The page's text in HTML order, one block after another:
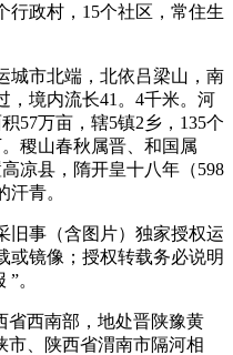
行政村，15个社区，常住生
市北端，北依吕梁山，南
，境内流长41。4千米。河
57万亩，辖5镇2乡，135个
稷山春秋属晋、和国属
凉县，隋开皇十八年（598
青。
事（含图片）独家授权运
或镜像；授权转载务必说明
。
西南部，地处晋陕豫黄
市、陕西省渭南市隔河相